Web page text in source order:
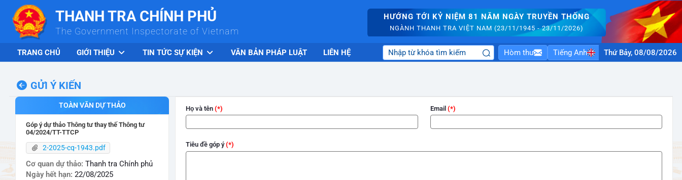
Skip to Main ContentTHANH TRA CHÍNH PHỦ
The Government Inspectorate of Vietnam
HƯỚNG TỚI KỶ NIỆM 81 NĂM NGÀY TRUYỀN THỐNG
NGÀNH THANH TRA VIỆT NAM (23/11/1945 - 23/11/2026)
TRANG CHỦ GIỚI THIỆU TIN TỨC SỰ KIỆN VĂN BẢN PHÁP LUẬT LIÊN HỆ Hòm thư Tiếng Anh Thứ Bảy, 08/08/2026
GỬI Ý KIẾN
TOÀN VĂN DỰ THẢO
Góp ý dự thảo Thông tư thay thế Thông tư
04/2024/TT-TTCP
2-2025-cq-1943.pdf
Cơ quan dự thảo: Thanh tra Chính phủ
Ngày hết hạn: 22/08/2025
Họ và tên Email
Tiêu đề góp ý